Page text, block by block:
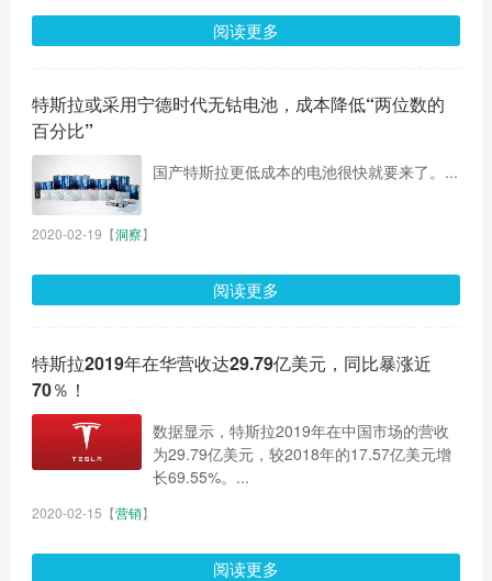
阅读更多
特斯拉或采用宁德时代无钴电池，成本降低“两位数的
百分比”
国产特斯拉更低成本的电池很快就要来了。...
2020-02-19 【洞察】
阅读更多
特斯拉2019年在华营收达29.79亿美元，同比暴涨近
70％！
数据显示，特斯拉2019年在中国市场的营收
为29.79亿美元，较2018年的17.57亿美元增
长69.55%。...
2020-02-15 【营销】
阅读更多